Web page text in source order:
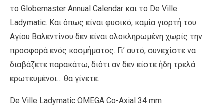
το Globemaster Annual Calendar και το De Ville
Ladymatic. Και όπως είναι φυσικό, καμία γιορτή του
Αγίου Βαλεντίνου δεν είναι ολοκληρωμένη χωρίς την
προσφορά ενός κοσμήματος. Γι’ αυτό, συνεχίστε να
διαβάζετε παρακάτω, διότι αν δεν είστε ήδη τρελά
ερωτευμένοι… θα γίνετε.
De Ville Ladymatic OMEGA Co-Axial 34 mm